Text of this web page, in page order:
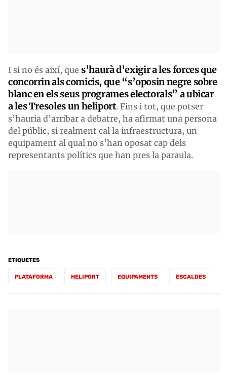
I si no és així, que s’haurà d’exigir a les forces que
concorrin als comicis, que “s’oposin negre sobre
blanc en els seus programes electorals” a ubicar
a les Tresoles un heliport. Fins i tot, que potser
s’hauria d’arribar a debatre, ha afirmat una persona
del públic, si realment cal la infraestructura, un
equipament al qual no s’han oposat cap dels
representants polítics que han pres la paraula.
ETIQUETES
PLATAFORMA HELIPORT EQUIPAMENTS ESCALDES